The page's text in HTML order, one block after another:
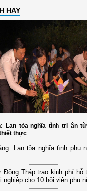
HAY
Lan tỏa nghĩa tình tri ân
thực
Lan tỏa nghĩa tình phụ
Đồng Tháp trao kinh phí hỗ
nghiệp cho 10 hội viên phụ